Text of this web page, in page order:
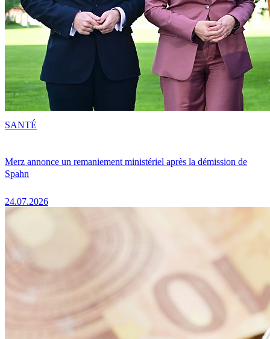
Merz annonce un remaniement ministériel après la démission de
Spahn
24.07.2026
SANTÉ